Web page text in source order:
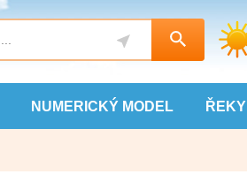
NUMERICKÝ MODEL ŘEKY